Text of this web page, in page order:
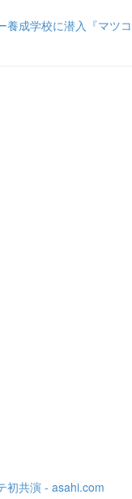
養成学校に潜入『マツコ
初共演 - asahi.com